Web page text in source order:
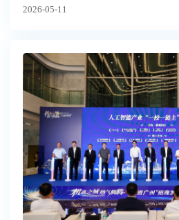
优质单位参展，累计提供优质岗位超万
2026-05-11